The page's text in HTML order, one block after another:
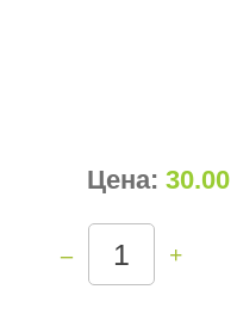
Цена: 30.00
– +